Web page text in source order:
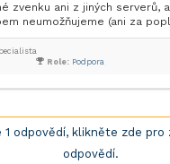
zvenku ani z jiných serverů,
neumožňujeme (ani za
Role: Podpora
1 odpovědí, klikněte zde pro
odpovědí.